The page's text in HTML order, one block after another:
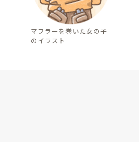
マフラーを巻いた女の子
のイラスト